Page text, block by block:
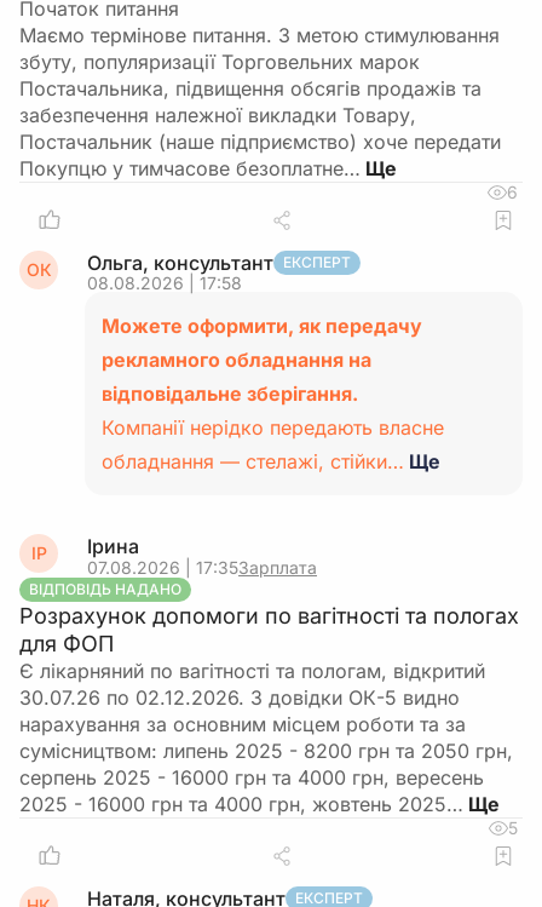
Початок питання
Маємо термінове питання. З метою стимулювання
збуту, популяризації Торговельних марок
Постачальника, підвищення обсягів продажів та
забезпечення належної викладки Товару,
Постачальник (наше підприємство) хоче передати
Покупцю у тимчасове безоплатне…
6
ОК Ольга, консультант ЕКСПЕРТ
08.08.2026 | 17:58
Можете оформити, як передачу
рекламного обладнання на
відповідальне зберігання.
Компанії нерідко передають власне
обладнання — стелажі, стійки… Ще
ІР Ірина
07.08.2026 | 17:35Зарплата
ВІДПОВІДЬ НАДАНО
Розрахунок допомоги по вагітності та пологах
для ФОП
Є лікарняний по вагітності та пологам, відкритий
30.07.26 по 02.12.2026. З довідки ОК-5 видно
нарахування за основним місцем роботи та за
сумісництвом: липень 2025 - 8200 грн та 2050 грн,
серпень 2025 - 16000 грн та 4000 грн, вересень
2025 - 16000 грн та 4000 грн, жовтень 2025…
5
Наталя, консультант ЕКСПЕРТ